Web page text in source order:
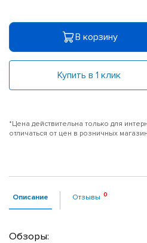
В корзину
Купить в 1 клик
*Цена действительна только для
отличаться от цен в розничных
Описание Отзывы
Обзоры: